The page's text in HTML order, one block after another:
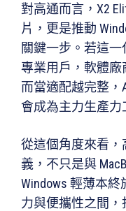
對高通而言，X2
片，更是推動
關鍵一步。若這
專業用戶，軟體廠
而當適配越完整，
會成為主力生產力
從這個角度來看
義，不只是與
Windows 輕薄本
力與便攜性之間